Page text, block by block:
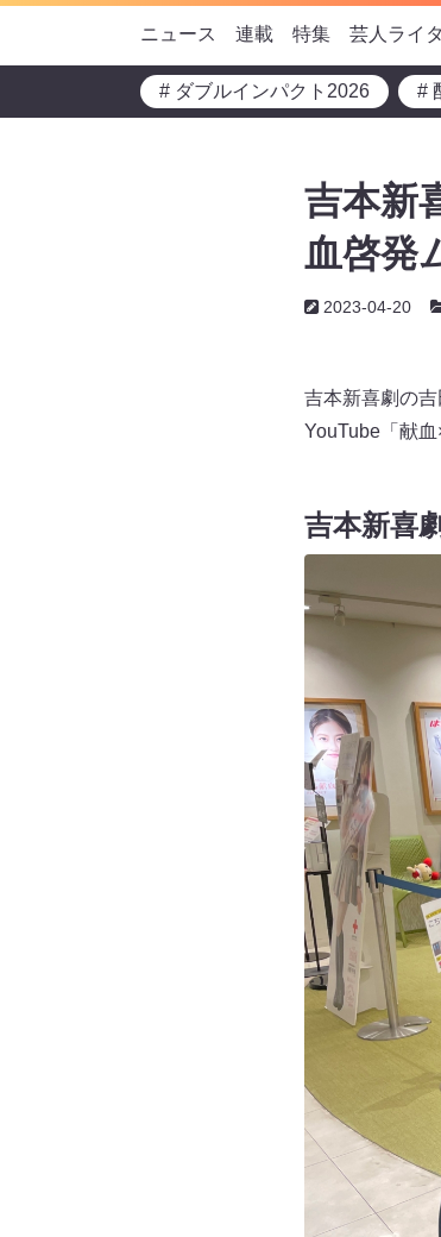
ニュース 連載 特集 芸人ライ
# ダブルインパクト2026 #
吉本新
血啓発
2023-04-20
吉本新喜劇の
YouTube「献
吉本新喜